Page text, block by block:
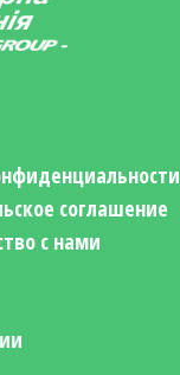
соглашение
с нами